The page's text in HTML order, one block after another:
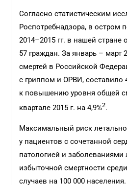
Согласно статистическим
Роспотребнадзора, в остром
2014–2015 гг. в нашей стране
57 граждан. За январь – март
смертей в Российской
с гриппом и ОРВИ, составило
к повышению уровня общей
квартале 2015 г. на 4,9%2.
Максимальный риск
у пациентов с сочетанной
патологией и заболеваниями
избыточной смертности
случаев на 100 000